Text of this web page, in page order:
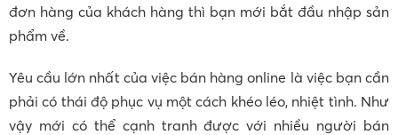
đơn hàng của khách hàng thì bạn mới bắt đầu nhập sản
phẩm về.
Yêu cầu lớn nhất của việc bán hàng online là việc bạn cần
phải có thái độ phục vụ một cách khéo léo, nhiệt tình. Như
vậy mới có thể cạnh tranh được với nhiều người bán